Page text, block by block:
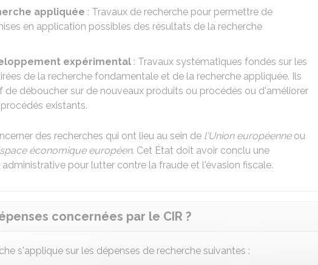
appliquée : Travaux de recherche pour permettre de
en application possibles des résultats de la recherche
expérimental : Travaux systématiques fondés sur les
de la recherche fondamentale et de la recherche appliquée. Ils
de déboucher sur de nouveaux produits ou procédés ou d'améliorer
existants.
des recherches qui ont lieu au sein de l'Union européenneou
économique européen. Cet État doit avoir conclu une
pour lutter contre la fraude et l'évasion fiscale.
concernées par le CIR ?
s'applique sur les dépenses de recherche suivantes :